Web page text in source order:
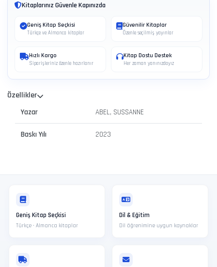
Kitaplarınız Güvenle Kapınızda
Geniş Kitap Seçkisi
Türkçe ve Almanca kitaplar
Güvenilir Kitaplar
Özenle seçilmiş yayınlar
Hızlı Kargo
Siparişleriniz özenle hazırlanır
Kitap Dostu Destek
Her zaman yanınızdayız
Özellikler
Yazar ABEL, SUSSANNE
Baskı Yılı 2023
Geniş Kitap Seçkisi
Türkçe · Almanca kitaplar
Dil & Eğitim
Dil öğrenimine uygun kaynaklar